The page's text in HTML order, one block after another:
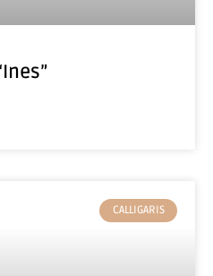
CALLIGARIS